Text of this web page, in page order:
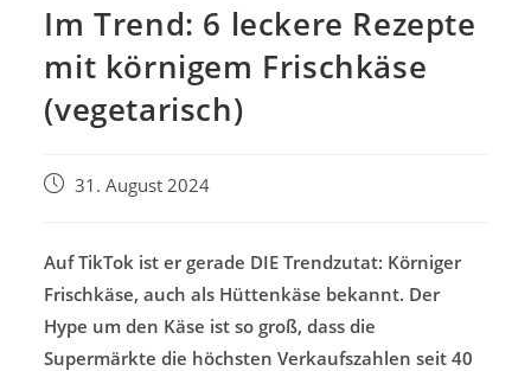
Im Trend: 6 leckere Rezepte
mit körnigem Frischkäse
(vegetarisch)
Beitrag31. August 2024
Auf TikTok ist er gerade DIE Trendzutat: Körniger
Frischkäse, auch als Hüttenkäse bekannt. Der
Hype um den Käse ist so groß, dass die
Supermärkte die höchsten Verkaufszahlen seit 40